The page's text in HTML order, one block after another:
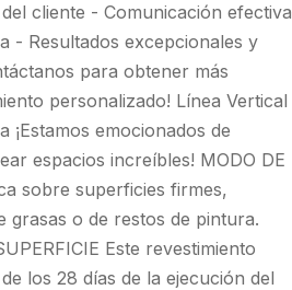
cliente - Comunicación efectiva
- Resultados excepcionales y
para obtener más
personalizado! Línea Vertical
¡Estamos emocionados de
espacios increíbles! MODO DE
sobre superficies firmes,
grasas o de restos de pintura.
Este revestimiento
los 28 días de la ejecución del